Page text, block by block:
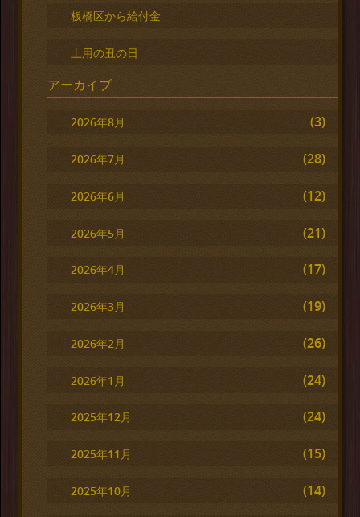
板橋区から給付金
土用の丑の日
アーカイブ
2026年8月 (3)
2026年7月 (28)
2026年6月 (12)
2026年5月 (21)
2026年4月 (17)
2026年3月 (19)
2026年2月 (26)
2026年1月 (24)
2025年12月 (24)
2025年11月 (15)
2025年10月 (14)